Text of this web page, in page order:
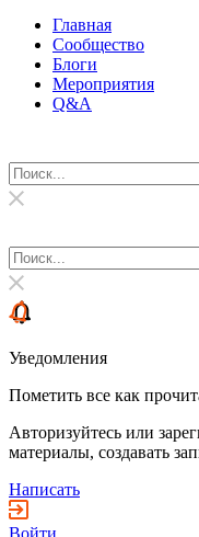
Главная
Сообщество
Блоги
Мероприятия
Q&A
Уведомления
Пометить все как
Авторизуйтесь или
материалы, создавать
Написать
Войти